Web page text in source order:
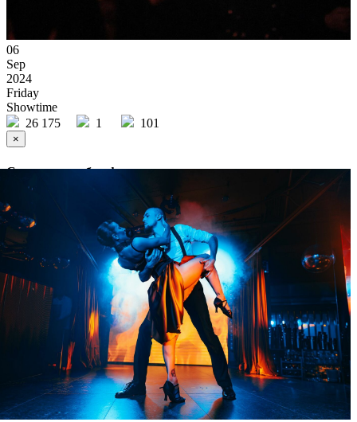
06
Sep
2024
Friday
Showtime
26 175
1 101
×
Ссылка на отбор фото